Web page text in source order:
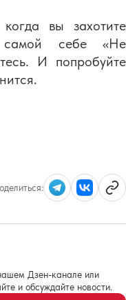
вы захотите
себе «Не
И попробуйте
Дзен-канале или
и обсуждайте новости.